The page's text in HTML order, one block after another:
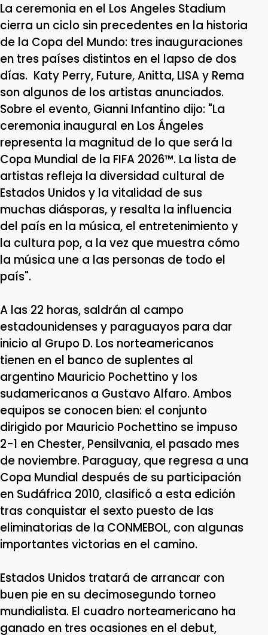
La ceremonia en el Los Angeles Stadium
cierra un ciclo sin precedentes en la historia
de la Copa del Mundo: tres inauguraciones
en tres países distintos en el lapso de dos
días. Katy Perry, Future, Anitta, LISA y Rema
son algunos de los artistas anunciados.
Sobre el evento, Gianni Infantino dijo: "La
ceremonia inaugural en Los Ángeles
representa la magnitud de lo que será la
Copa Mundial de la FIFA 2026™. La lista de
artistas refleja la diversidad cultural de
Estados Unidos y la vitalidad de sus
muchas diásporas, y resalta la influencia
del país en la música, el entretenimiento y
la cultura pop, a la vez que muestra cómo
la música une a las personas de todo el
país".
A las 22 horas, saldrán al campo
estadounidenses y paraguayos para dar
inicio al Grupo D. Los norteamericanos
tienen en el banco de suplentes al
argentino Mauricio Pochettino y los
sudamericanos a Gustavo Alfaro. Ambos
equipos se conocen bien: el conjunto
dirigido por Mauricio Pochettino se impuso
2-1 en Chester, Pensilvania, el pasado mes
de noviembre. Paraguay, que regresa a una
Copa Mundial después de su participación
en Sudáfrica 2010, clasificó a esta edición
tras conquistar el sexto puesto de las
eliminatorias de la CONMEBOL, con algunas
importantes victorias en el camino.
Estados Unidos tratará de arrancar con
buen pie en su decimosegundo torneo
mundialista. El cuadro norteamericano ha
ganado en tres ocasiones en el debut,